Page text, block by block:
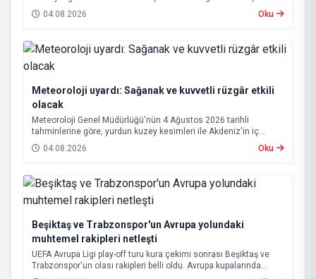
Hizmet vurgusu yapan Coşkun, “AK Partili olmak, bu ülkenin her
metrekaresine sevdalı olmaktır” dedi.
04.08.2026 Oku
Meteoroloji uyardı: Sağanak ve kuvvetli rüzgâr etkili
olacak
Meteoroloji Genel Müdürlüğü'nün 4 Ağustos 2026 tarihli
tahminlerine göre, yurdun kuzey kesimleri ile Akdeniz'in iç
bölgelerinde yer yer sağanak ve gök gürültülü sağanak yağış
bekleniyor.
04.08.2026 Oku
Beşiktaş ve Trabzonspor'un Avrupa yolundaki
muhtemel rakipleri netleşti
UEFA Avrupa Ligi play-off turu kura çekimi sonrası Beşiktaş ve
Trabzonspor'un olası rakipleri belli oldu. Avrupa kupalarında
yoluna devam eden Beşiktaş ve Trabzonspor, grup aşamasına